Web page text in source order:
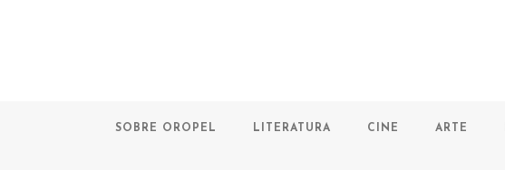
SOBRE OROPEL LITERATURA CINE ARTE